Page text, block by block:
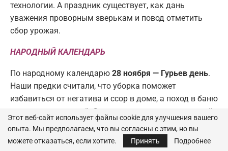
технологии. А праздник существует, как дань
уважения проворным зверькам и повод отметить
сбор урожая.
НАРОДНЫЙ КАЛЕНДАРЬ
По народному календарю 28 ноября — Гурьев день.
Наши предки считали, что уборка поможет
избавиться от негатива и ссор в доме, а поход в баню
— от черных мыслей. Запрещалось ходить в грязной
и изношенной одежде (к болезням), устраивать
шумные торжества (к слезам и печалям), свататься
Этот веб-сайт использует файлы cookie для улучшения вашего
опыта. Мы предполагаем, что вы согласны с этим, но вы
можете отказаться, если хотите.
Принять Подробнее